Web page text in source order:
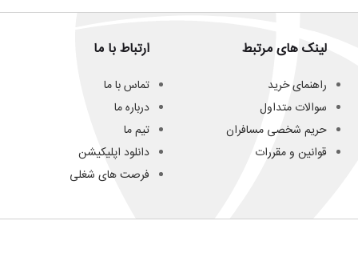
لینک های مرتبط
راهنمای خرید
سوالات متداول
حریم شخصی مسافران
قوانین و مقررات
ارتباط با ما
تماس با ما
درباره ما
تیم ما
دانلود اپلیکیشن
فرصت های شغلی